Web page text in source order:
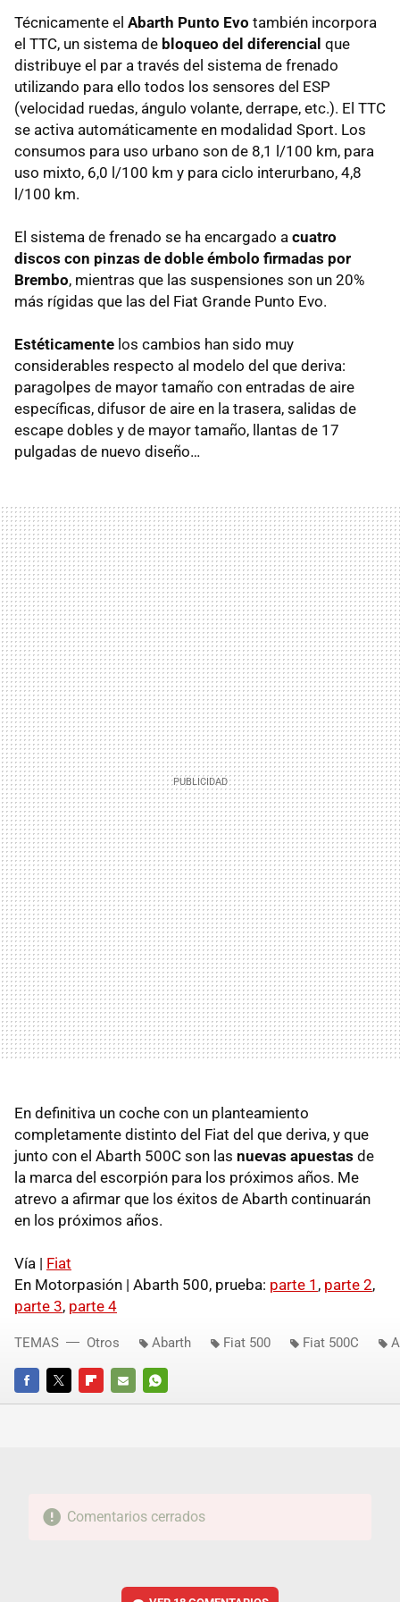
Técnicamente el Abarth Punto Evo también incorpora
el TTC, un sistema de bloqueo del diferencial que
distribuye el par a través del sistema de frenado
utilizando para ello todos los sensores del ESP
(velocidad ruedas, ángulo volante, derrape, etc.). El TTC
se activa automáticamente en modalidad Sport. Los
consumos para uso urbano son de 8,1 l/100 km, para
uso mixto, 6,0 l/100 km y para ciclo interurbano, 4,8
l/100 km.
El sistema de frenado se ha encargado a cuatro
discos con pinzas de doble émbolo firmadas por
Brembo, mientras que las suspensiones son un 20%
más rígidas que las del Fiat Grande Punto Evo.
Estéticamente los cambios han sido muy
considerables respecto al modelo del que deriva:
paragolpes de mayor tamaño con entradas de aire
específicas, difusor de aire en la trasera, salidas de
escape dobles y de mayor tamaño, llantas de 17
pulgadas de nuevo diseño…
En definitiva un coche con un planteamiento
completamente distinto del Fiat del que deriva, y que
junto con el Abarth 500C son las nuevas apuestas de
la marca del escorpión para los próximos años. Me
atrevo a afirmar que los éxitos de Abarth continuarán
en los próximos años.
Vía | Fiat
En Motorpasión | Abarth 500, prueba: parte 1 , parte 2,
parte 3, parte 4
FACEBOOKTWITTERFLIPBOARD
E-
WHATSAPP
TEMAS Otros Abarth Fiat 500 Fiat 500C
Comentarios cerrados